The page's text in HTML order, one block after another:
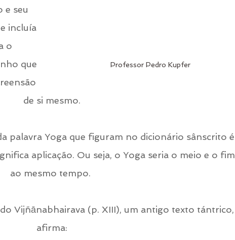
Professor Pedro Kupfer
e seu
incluía
o
que
de si mesmo.
palavra Yoga que figuram no dicionário sânscrito é
aplicação. Ou seja, o Yoga seria o meio e o fim
ao mesmo tempo.
Vijñānabhairava (p. XIII), um antigo texto tántrico,
afirma: